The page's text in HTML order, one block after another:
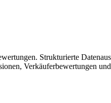
Strukturierte
Verkäuferbewertungen